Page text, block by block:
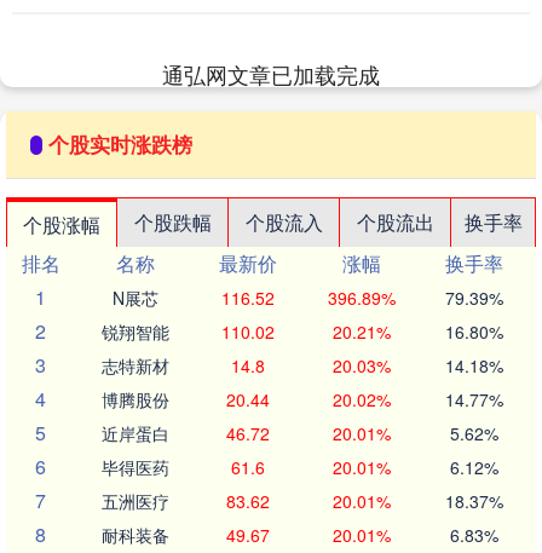
通弘网文章已加载完成
个股实时涨跌榜
个股涨幅 个股跌幅 个股流入 个股流出
换手率
排名
名称 最新价 涨幅
换手率
1
N展芯 116.52 396.89% 79.39%
2 锐翔智能 110.02 20.21% 16.80%
3 志特新材 14.8 20.03% 14.18%
4 博腾股份 20.44 20.02% 14.77%
5 近岸蛋白 46.72 20.01% 5.62%
6 毕得医药 61.6 20.01% 6.12%
7 五洲医疗 83.62 20.01% 18.37%
8 耐科装备 49.67 20.01% 6.83%